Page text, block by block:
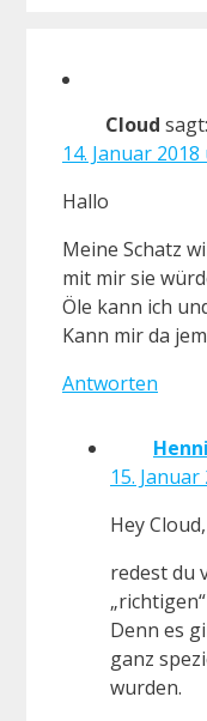
Cloud sagt:
14. Januar
Hallo
Meine Schatz
mit mir sie
Öle kann ich
Kann mir da
Antworten
15.
Hey Cloud,
redest du
Denn es
ganz
wurden.